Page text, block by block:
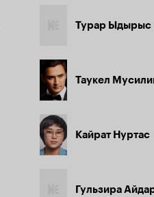
Турар Ыдырыс
Таукел
Кайрат Нуртас
Гульзира